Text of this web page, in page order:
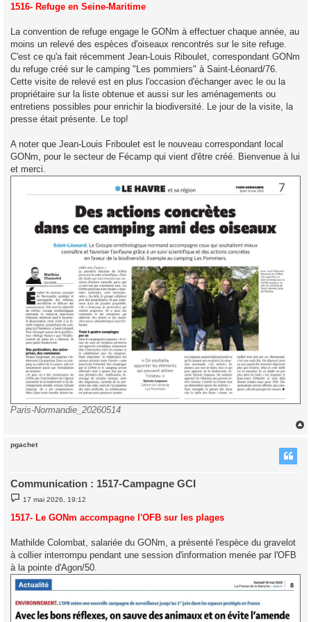
s
s
e
1516- Refuge en Seine-Maritime
La convention de refuge engage le GONm à effectuer chaque année, au
moins un relevé des espèces d'oiseaux rencontrés sur le site refuge.
C'est ce qu'a fait récemment Jean-Louis Riboulet, correspondant GONm
du refuge créé sur le camping "Les pommiers" à Saint-Léonard/76.
Cette visite de relevé est en plus l'occasion d'échanger avec le ou la
propriétaire sur la liste obtenue et aussi sur les aménagements ou
entretiens possibles pour enrichir la biodiversité. Le jour de la visite, la
presse était présente. Le top!
A noter que Jean-Louis Friboulet est le nouveau correspondant local
GONm, pour le secteur de Fécamp qui vient d'être créé. Bienvenue à lui
et merci.
Paris-Normandie_20260514
pgachet
Communication : 1517-Campagne GCI
M
e
s
s
e
17 mai 2026, 19:12
1517- Le GONm accompagne l'OFB sur les plages
Mathilde Colombat, salariée du GONm, a présenté l'espèce du gravelot
à collier interrompu pendant une session d'information menée par l'OFB
à la pointe d'Agon/50.